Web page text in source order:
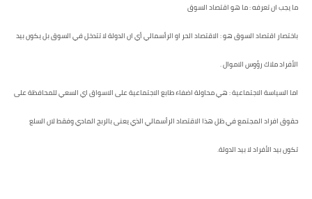
ما يجب ان تعرفه : ما هو اقتصاد السوق
باختصار اقتصاد السوق هو : الاقتصاد الحر او الرأسمالي أي ان الدولة لا تتدخل في السوق بل يكون بيد
الأفراد ملاك رؤوس الاموال .
اما السياسة الاجتماعية : هي محاولة اضفاء طابع الاجتماعية على الاسواق اي السعي للمحافظة على
حقوق افراد المجتمع في ظل هذا الاقتصاد الرأسمالي الذي يعنى بالربح المادي وفقط لان السلع
تكون بيد الأفراد لا بيد الدولة.